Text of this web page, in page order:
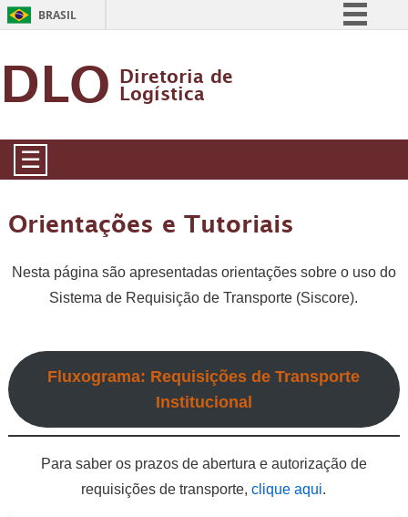
BRASIL
DLO Diretoria de
Logística
☰
Orientações e Tutoriais
Nesta página são apresentadas orientações sobre o uso do
Sistema de Requisição de Transporte (Siscore).
Fluxograma: Requisições de Transporte
Institucional
Para saber os prazos de abertura e autorização de
requisições de transporte,clique aqui.